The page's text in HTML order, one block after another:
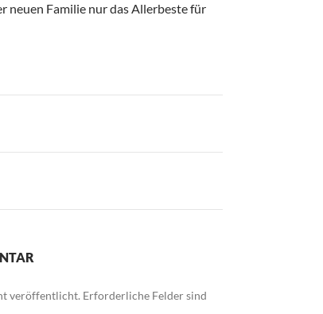
neuen Familie nur das Allerbeste für
veröffentlicht. Erforderliche Felder sind